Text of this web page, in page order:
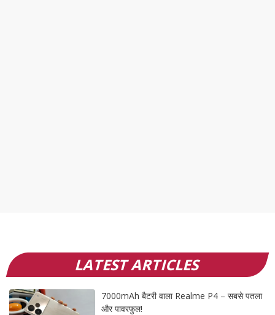
LATEST ARTICLES
7000mAh बैटरी वाला Realme P4 – सबसे पतला
और पावरफुल!